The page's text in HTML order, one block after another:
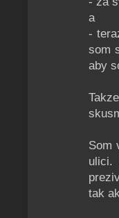
a
-
som
aby
Som
ulici.
tak